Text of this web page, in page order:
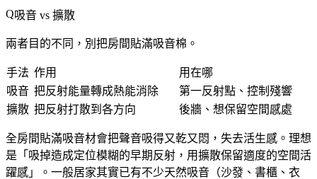
吸音 vs 擴散
兩者目的不同，別把房間貼滿吸音棉。
手法 作用
用在哪
吸音 把反射能量轉成熱能消除
第一反射點、控制殘響
擴散 把反射打散到各方向 後牆、想保留空間感處
全房間貼滿吸音材會把聲音吸得又乾又悶，失去活生感。理想
是「吸掉造成定位模糊的早期反射，用擴散保留適度的空間活
躍感」。一般居家其實已有不少天然吸音（沙發、書櫃、衣